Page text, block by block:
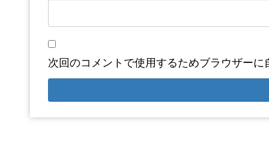
次回のコメントで使用するためブラウザー